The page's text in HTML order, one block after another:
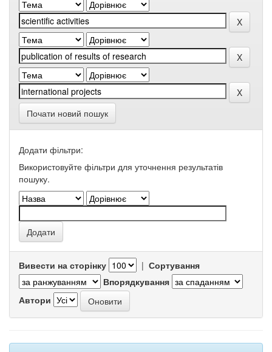
Почати новий пошук
Додати фільтри:
Використовуйте фільтри для уточнення результатів
пошуку.
Вивести на сторінку | Сортування
Впорядкування
Автори